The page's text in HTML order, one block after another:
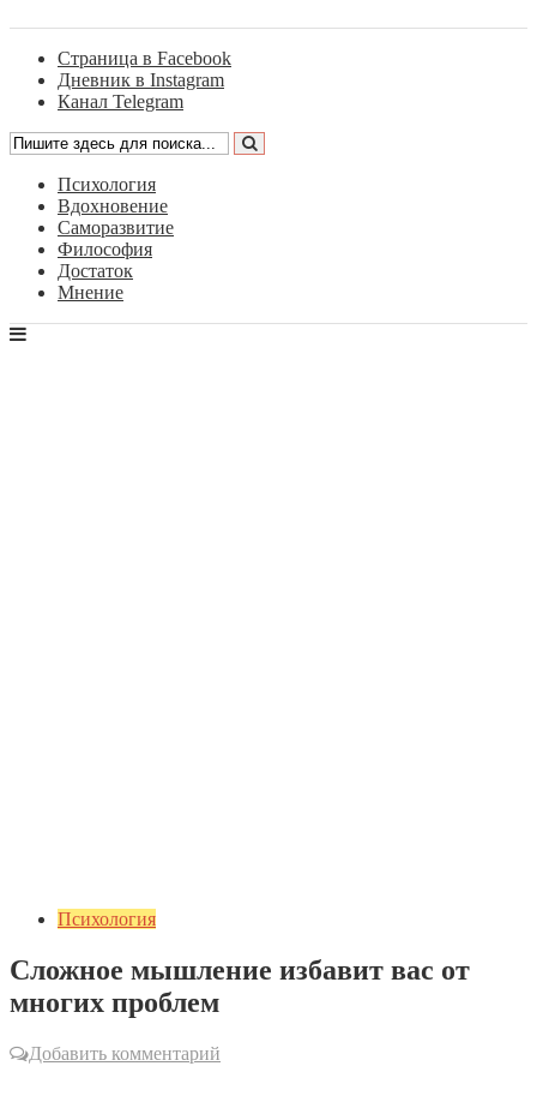
Страница в Facebook
Дневник в Instagram
Канал Telegram
Психология
Вдохновение
Саморазвитие
Философия
Достаток
Мнение
Психология
Сложное мышление избавит вас от
многих проблем
Добавить комментарий